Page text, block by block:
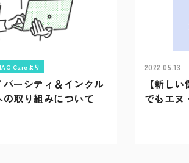
Careより
ーシティ＆インクル
取り組みについて
2022.05.13
【新し
でもエヌ